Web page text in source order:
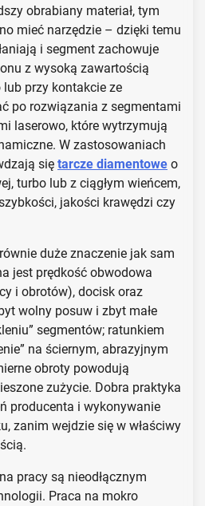
obrabiany materiał, tym
mieć narzędzie – dzięki temu
i segment zachowuje
z wysoką zawartością
przy kontakcie ze
po rozwiązania z segmentami
laserowo, które wytrzymują
W zastosowaniach
się tarcze diamentowe o
turbo lub z ciągłym wieńcem,
jakości krawędzi czy
duże znaczenie jak sam
jest prędkość obwodowa
i obrotów), docisk oraz
wolny posuw i zbyt małe
segmentów; ratunkiem
na ściernym, abrazyjnym
obroty powodują
zużycie. Dobra praktyka
producenta i wykonywanie
zanim wejdzie się w właściwy
pracy są nieodłącznym
Praca na mokro